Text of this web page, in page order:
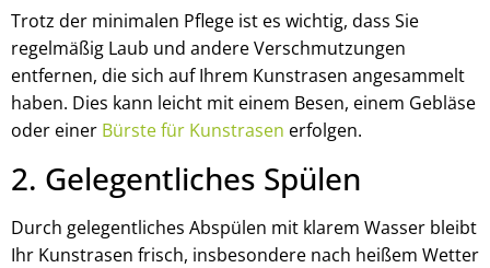
Trotz der minimalen Pflege ist es wichtig, dass Sie
regelmäßig Laub und andere Verschmutzungen
entfernen, die sich auf Ihrem Kunstrasen angesammelt
haben. Dies kann leicht mit einem Besen, einem Gebläse
oder einer Bürste für Kunstrasen erfolgen.
2. Gelegentliches Spülen
Durch gelegentliches Abspülen mit klarem Wasser bleibt
Ihr Kunstrasen frisch, insbesondere nach heißem Wetter